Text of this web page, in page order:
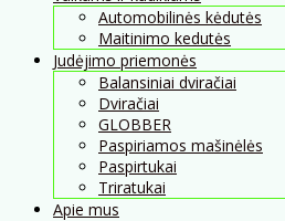
Automobilinės kėdutės
Maitinimo kedutės
Judėjimo priemonės
Balansiniai dviračiai
Dviračiai
GLOBBER
Paspiriamos mašinėlės
Paspirtukai
Triratukai
Apie mus